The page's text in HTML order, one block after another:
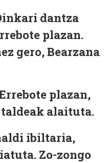
dantza
plazan.
gero, Bearzana
plazan,
alaituta.
ibiltaria,
Zo-zongo